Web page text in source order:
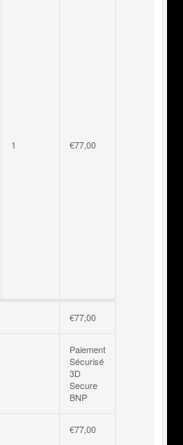
1 €77,00
€77,00
Paiement
Sécurisé
3D
Secure
BNP
€77,00